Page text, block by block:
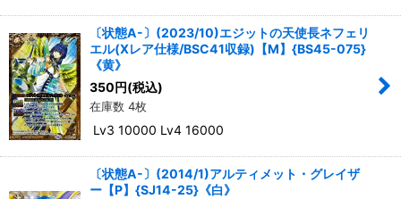
〔状態A-〕(2023/10)エジットの天使長ネフェリ
エル(Xレア仕様/BSC41収録)【M】{BS45-075}
《黄》
350 円(税込)
在庫数 4枚
Lv3 10000 Lv4 16000
〔状態A-〕(2014/1)アルティメット・グレイザ
ー【P】{SJ14-25}《白》